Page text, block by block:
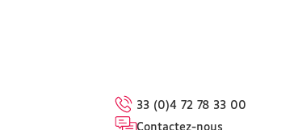
33 (0)4 72 78 33 00
Contactez-nous